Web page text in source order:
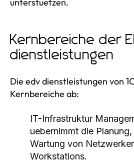
Kernbereiche der
dienstleistungen
Die edv dienstleistungen von
Kernbereiche ab:
IT-Infrastruktur
uebernimmt die
Wartung von
Workstations.